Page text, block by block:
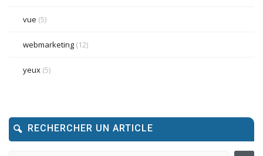
vue (5)
webmarketing (12)
yeux (5)
RECHERCHER UN ARTICLE